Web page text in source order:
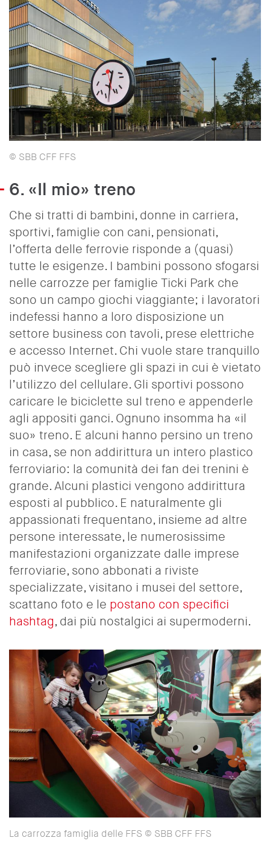
© SBB CFF FFS
6. «Il mio» treno
Che si tratti di bambini, donne in carriera,
sportivi, famiglie con cani, pensionati,
l’offerta delle ferrovie risponde a (quasi)
tutte le esigenze. I bambini possono sfogarsi
nelle carrozze per famiglie Ticki Park che
sono un campo giochi viaggiante; i lavoratori
indefessi hanno a loro disposizione un
settore business con tavoli, prese elettriche
e accesso Internet. Chi vuole stare tranquillo
può invece scegliere gli spazi in cui è vietato
l’utilizzo del cellulare. Gli sportivi possono
caricare le biciclette sul treno e appenderle
agli appositi ganci. Ognuno insomma ha «il
suo» treno. E alcuni hanno persino un treno
in casa, se non addirittura un intero plastico
ferroviario: la comunità dei fan dei trenini è
grande. Alcuni plastici vengono addirittura
esposti al pubblico. E naturalmente gli
appassionati frequentano, insieme ad altre
persone interessate, le numerosissime
manifestazioni organizzate dalle imprese
ferroviarie, sono abbonati a riviste
specializzate, visitano i musei del settore,
scattano foto e le postano con specifici
hashtag, dai più nostalgici ai supermoderni.
La carrozza famiglia delle FFS © SBB CFF FFS